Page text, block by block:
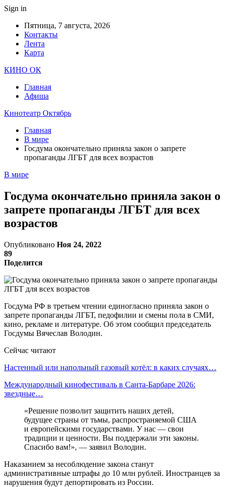
Sign in
Пятница, 7 августа, 2026
Контакты
Лента
Карта
КИНО ОК
Главная
Афиша
Кинотеатр Октябрь
Главная
В мире
Госдума окончательно приняла закон о запрете
пропаганды ЛГБТ для всех возрастов
В мире
Госдума окончательно приняла закон о
запрете пропаганды ЛГБТ для всех
возрастов
Опубликовано Ноя 24, 2022
89
Поделится
Госдума РФ в третьем чтении единогласно приняла закон о
запрете пропаганды ЛГБТ, педофилии и смены пола в СМИ,
кино, рекламе и литературе. Об этом сообщил председатель
Госдумы Вячеслав Володин.
Сейчас читают
Настенный или напольный газовый котёл: в каких случаях…
Международный кинофестиваль в Санта-Барбаре 2026:
звездные…
«Решение позволит защитить наших детей,
будущее страны от тьмы, распространяемой США
и европейскими государствами. У нас — свои
традиции и ценности. Вы поддержали эти законы.
Спасибо вам!», — заявил Володин.
Наказанием за несоблюдение закона станут
административные штрафы до 10 млн рублей. Иностранцев за
нарушения будут депортировать из России.